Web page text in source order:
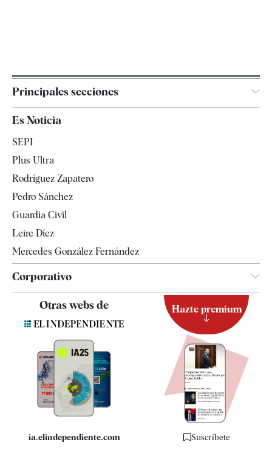
Principales secciones
Televisión
Es Noticia
SEPI
Plus Ultra
Rodríguez Zapatero
Pedro Sánchez
Guardia Civil
Leire Díez
Mercedes González Fernández
Corporativo
Quiénes somos
Especificaciones
Otras webs de
ia.elindependiente.com
Hazte premium
Suscríbete